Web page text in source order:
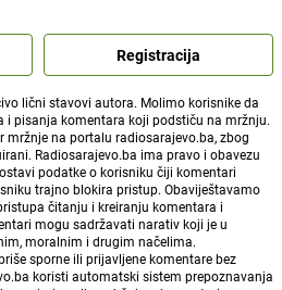
Registracija
lični stavovi autora. Molimo korisnike da
i pisanja komentara koji podstiču na mržnju.
na portalu radiosarajevo.ba, zbog
Radiosarajevo.ba ima pravo i obavezu
podatke o korisniku čiji komentari
trajno blokira pristup. Obaviještavamo
čitanju i kreiranju komentara i
mogu sadržavati narativ koji je u
moralnim i drugim načelima.
sporne ili prijavljene komentare bez
koristi automatski sistem prepoznavanja